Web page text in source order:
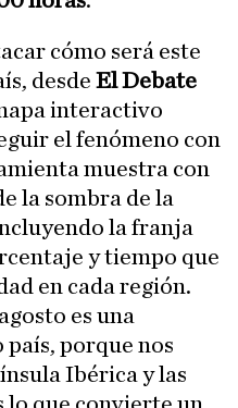
cómo será este
desde El Debate
interactivo
el fenómeno con
muestra con
la sombra de la
la franja
y tiempo que
en cada región.
es una
porque nos
Ibérica y las